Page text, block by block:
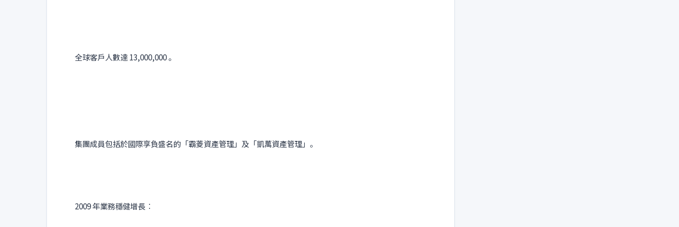
全球客戶人數達 13,000,000 。
集團成員包括於國際享負盛名的「霸菱資產管理」及「凱萬資產管理」。
2009 年業務穩健增長︰